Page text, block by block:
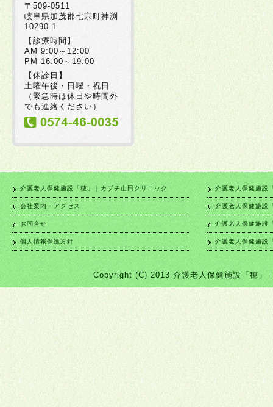
2025年06月19日
2025年06月17日 6
2025年06月05日
〒509-0511
岐阜県加茂郡七宗町神渕
10290-1
【診療時間】
AM 9:00～12:00
PM 16:00～19:00
【休診日】
土曜午後・日曜・祝日
（緊急時は休日や時間外
でも連絡ください）
介護老人保健施設「穂」｜カブチ山田クリニック
会社案内・アクセス
お問合せ
個人情報保護方針
介護老人保健施設
介護老人保健施設
介護老人保健施設
介護老人保健施設
Copyright (C) 2013 介護老人保健施設「穂